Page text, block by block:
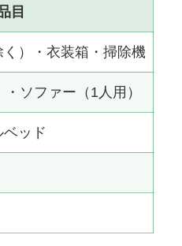
目
）・衣装箱・掃除機
ソファー（1人用）
ッド